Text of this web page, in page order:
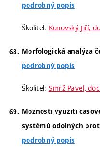
podrobný popis
Školitel: Kunovský Jiří,
Morfologická analýza
podrobný popis
Školitel: Smrž Pavel,
Možnosti využití
systémů odolných
podrobný popis